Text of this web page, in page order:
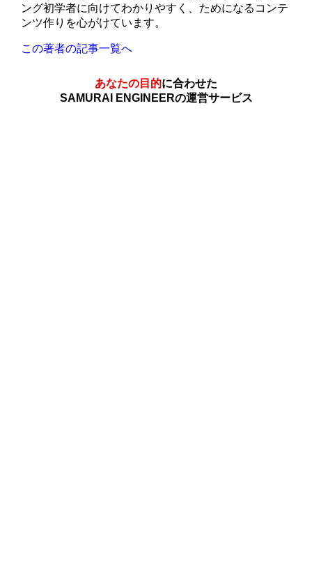
ング初学者に向けてわかりやすく、ためになるコンテ
ンツ作りを心がけています。
この著者の記事一覧へ
あなたの目的に合わせた
SAMURAI ENGINEERの運営サービス